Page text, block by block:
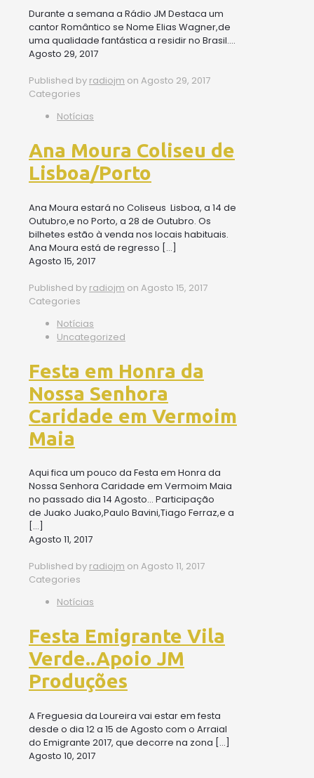
Durante a semana a Rádio JM Destaca um
cantor Romântico se Nome Elias Wagner,de
uma qualidade fantástica a residir no Brasil….
Agosto 29, 2017
Published by radiojm on Agosto 29, 2017
Categories
Notícias
Ana Moura Coliseu de
Lisboa/Porto
Ana Moura estará no Coliseus Lisboa, a 14 de
Outubro,e no Porto, a 28 de Outubro. Os
bilhetes estão à venda nos locais habituais.
Ana Moura está de regresso […]
Agosto 15, 2017
Published by radiojm on Agosto 15, 2017
Categories
Notícias
Uncategorized
Festa em Honra da
Nossa Senhora
Caridade em Vermoim
Maia
Aqui fica um pouco da Festa em Honra da
Nossa Senhora Caridade em Vermoim Maia
no passado dia 14 Agosto… Participação
de Juako Juako,Paulo Bavini,Tiago Ferraz,e a
[…]
Agosto 11, 2017
Published by radiojm on Agosto 11, 2017
Categories
Notícias
Festa Emigrante Vila
Verde..Apoio JM
Produções
A Freguesia da Loureira vai estar em festa
desde o dia 12 a 15 de Agosto com o Arraial
do Emigrante 2017, que decorre na zona […]
Agosto 10, 2017